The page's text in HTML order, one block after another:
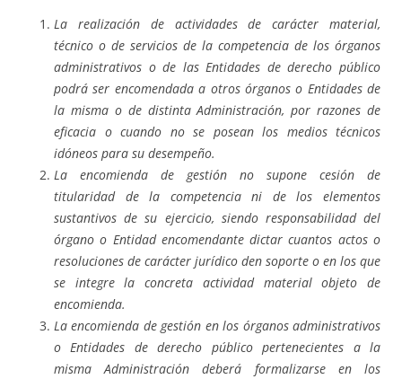
La realización de actividades de carácter material,
técnico o de servicios de la competencia de los órganos
administrativos o de las Entidades de derecho público
podrá ser encomendada a otros órganos o Entidades de
la misma o de distinta Administración, por razones de
eficacia o cuando no se posean los medios técnicos
idóneos para su desempeño.
La encomienda de gestión no supone cesión de
titularidad de la competencia ni de los elementos
sustantivos de su ejercicio, siendo responsabilidad del
órgano o Entidad encomendante dictar cuantos actos o
resoluciones de carácter jurídico den soporte o en los que
se integre la concreta actividad material objeto de
encomienda.
La encomienda de gestión en los órganos administrativos
o Entidades de derecho público pertenecientes a la
misma Administración deberá formalizarse en los